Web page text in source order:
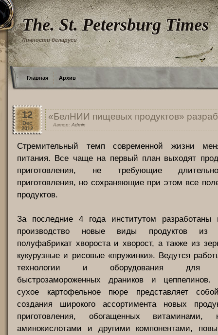
The. St. Petersburg Times
Личности беларуси
Главная Архив
12
Dec
2012
«БелНИИ пищевых продуктов»
Автор: Admin
Стремительный темп современной жизни
питания. Все чаще на первый план выходят
приготовления, не требующие
приготовления, но сохраняющие при этом все
продуктов.
За последние 4 года институтом
производство новые виды продуктов из
полуфабрикат хвороста и хворост, а также из
кукурузные и рисовые «пружинки». Ведутся
технологии и оборудования для
быстрозамороженных драников и цеппелинов.
сухое картофельное пюре представляет
создания широкого ассортимента новых
приготовления, обогащенных витаминами,
аминокислотами и другими компонентами,